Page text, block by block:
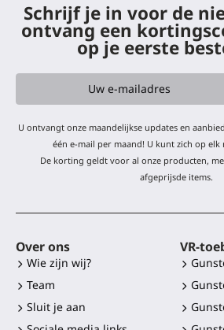
Schrijf je in voor de
ontvang een
op je eerste
U ontvangt onze maandelijkse updates en
één e-mail per maand! U kunt zich op elk
De korting geldt voor al onze producten,
afgeprijsde items.
Over ons
Wie zijn wij?
Team
Sluit je aan
VR-